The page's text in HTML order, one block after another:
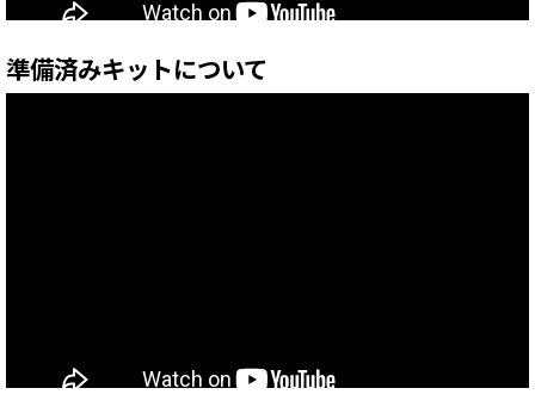
準備済みキットについて